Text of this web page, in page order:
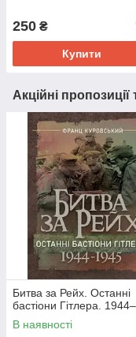
250 ₴
Купити
Акційні
Битва за Рейх. Останні
бастіони Гітлера.
В наявності